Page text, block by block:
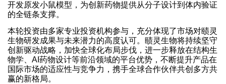
开发原发小鼠模型，为创新药物提供从分子设计到体内验证
的全链条支撑。
本轮投资由多家专业投资机构参与，充分体现了市场对赜灵
生物研发成果与未来潜力的高度认可。赜灵生物将持续坚守
创新驱动战略，加快全球化布局步伐，进一步释放在结构生
物学、AI药物设计等前沿领域的平台优势，不断提升产品在
国际市场的适应性与竞争力，携手全球合作伙伴共创多方共
赢的新格局。